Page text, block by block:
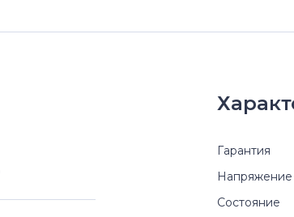
Гарантия
Напряжение
Состояние